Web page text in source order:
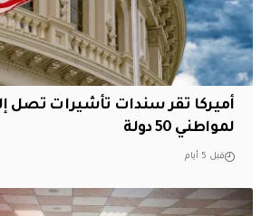
لمواطني 50 دولة
قبل 5 أيام